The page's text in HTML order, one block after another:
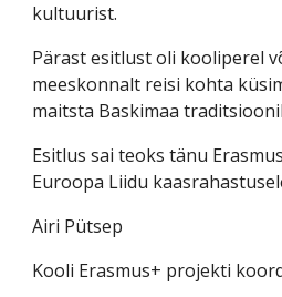
kultuurist.
Pärast esitlust oli kooliperel
meeskonnalt reisi kohta
maitsta Baskimaa
Esitlus sai teoks tänu
Euroopa Liidu
Airi Pütsep
Kooli Erasmus+ projekti